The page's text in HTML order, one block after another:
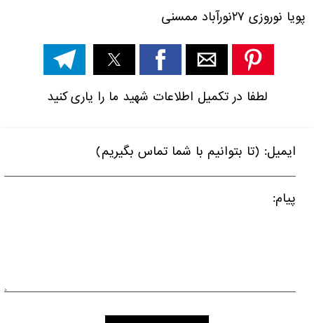
پویا نوروزی ۲۷نورآباد ممسنی
لطفا در تکمیل اطلاعات شهید ما را یاری کنید
ایمیل: (تا بتوانیم با شما تماس بگیریم)
پیام: